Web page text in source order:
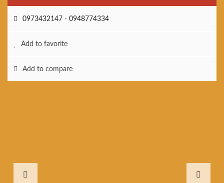
0973432147 - 0948774334
Add to favorite
Add to compare